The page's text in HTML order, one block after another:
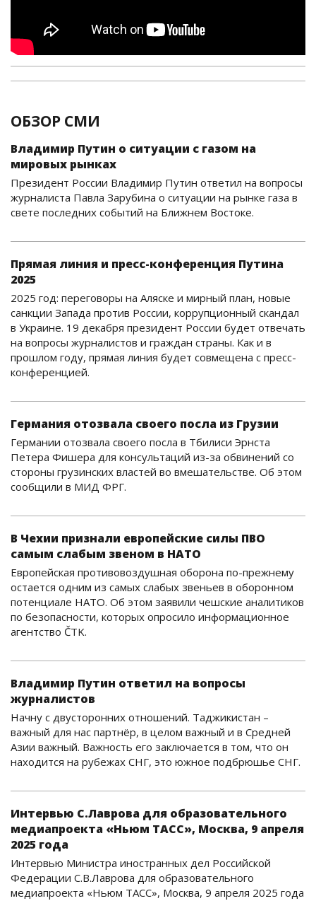
ОБЗОР СМИ
Владимир Путин о ситуации с газом на
мировых рынках
Президент России Владимир Путин ответил на вопросы
журналиста Павла Зарубина о ситуации на рынке газа в
свете последних событий на Ближнем Востоке.
Прямая линия и пресс-конференция Путина
2025
2025 год: переговоры на Аляске и мирный план, новые
санкции Запада против России, коррупционный скандал
в Украине. 19 декабря президент России будет отвечать
на вопросы журналистов и граждан страны. Как и в
прошлом году, прямая линия будет совмещена с пресс-
конференцией.
Германия отозвала своего посла из Грузии
Германии отозвала своего посла в Тбилиси Эрнста
Петера Фишера для консультаций из-за обвинений со
стороны грузинских властей во вмешательстве. Об этом
сообщили в МИД ФРГ.
В Чехии признали европейские силы ПВО
самым слабым звеном в НАТО
Европейская противовоздушная оборона по-прежнему
остается одним из самых слабых звеньев в оборонном
потенциале НАТО. Об этом заявили чешские аналитиков
по безопасности, которых опросило информационное
агентство ČTK.
Владимир Путин ответил на вопросы
журналистов
Начну с двусторонних отношений. Таджикистан –
важный для нас партнёр, в целом важный и в Средней
Азии важный. Важность его заключается в том, что он
находится на рубежах СНГ, это южное подбрюшье СНГ.
Интервью С.Лаврова для образовательного
медиапроекта «Ньюм ТАСС», Москва, 9 апреля
2025 года
Интервью Министра иностранных дел Российской
Федерации С.В.Лаврова для образовательного
медиапроекта «Ньюм ТАСС», Москва, 9 апреля 2025 года